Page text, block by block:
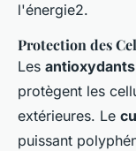
l'énergie2.
Protection des
Les antioxydants
protègent les
extérieures. Le
puissant